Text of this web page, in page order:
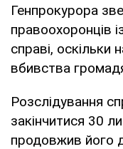
Генпрокурора
правоохоронців
справі, оскільки
вбивства
Розслідування
закінчитися 30
продовжив його